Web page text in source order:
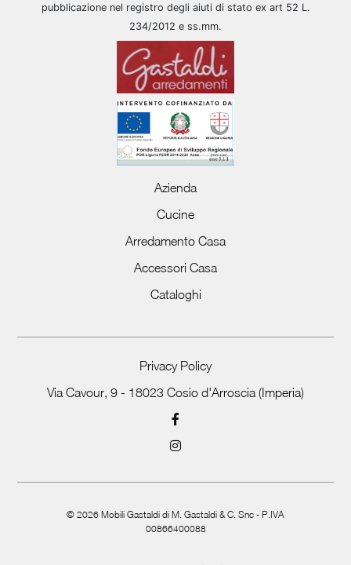
pubblicazione nel registro degli aiuti di stato ex art 52 L.
234/2012 e ss.mm.
Azienda
Cucine
Arredamento Casa
Accessori Casa
Cataloghi
Privacy Policy
Via Cavour, 9 - 18023 Cosio d'Arroscia (Imperia)
© 2026 Mobili Gastaldi di M. Gastaldi & C. Snc - P.IVA
00866400088